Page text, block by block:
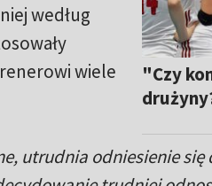
"Czy
według
wiele
utrudnia odniesienie